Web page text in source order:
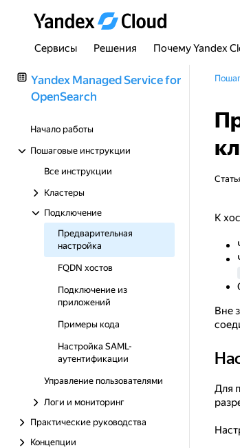
Сервисы Решения Почему Yandex
Yandex Managed Service for
OpenSearch
Начало работы
Пошаговые инструкции
Все инструкции
Кластеры
Подключение
Предварительная
настройка
FQDN хостов
Подключение из
приложений
Примеры кода
Настройка SAML-
аутентификации
Управление пользователями
Логи и мониторинг
Практические руководства
Концепции
К
Вне
Для